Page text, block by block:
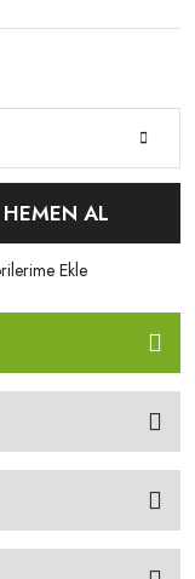
HEMEN AL